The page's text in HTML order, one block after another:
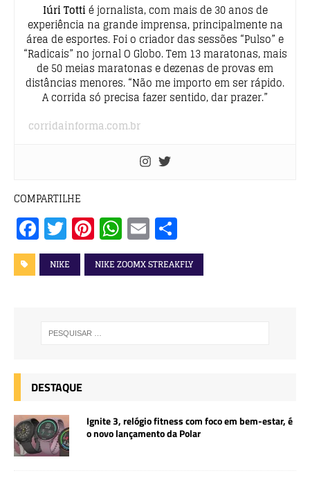
Iúri Totti é jornalista, com mais de 30 anos de
experiência na grande imprensa, principalmente na
área de esportes. Foi o criador das sessões “Pulso” e
“Radicais” no jornal O Globo. Tem 13 maratonas, mais
de 50 meias maratonas e dezenas de provas em
distâncias menores. “Não me importo em ser rápido.
A corrida só precisa fazer sentido, dar prazer.”
corridainforma.com.br
COMPARTILHE
F
a
c
o
k
T
w
it
Pi
n
te
st
W
h
at
E
m
ai
h
a
NIKE NIKE ZOOMX STREAKFLY
DESTAQUE
Ignite 3, relógio fitness com foco em bem-estar, é
o novo lançamento da Polar